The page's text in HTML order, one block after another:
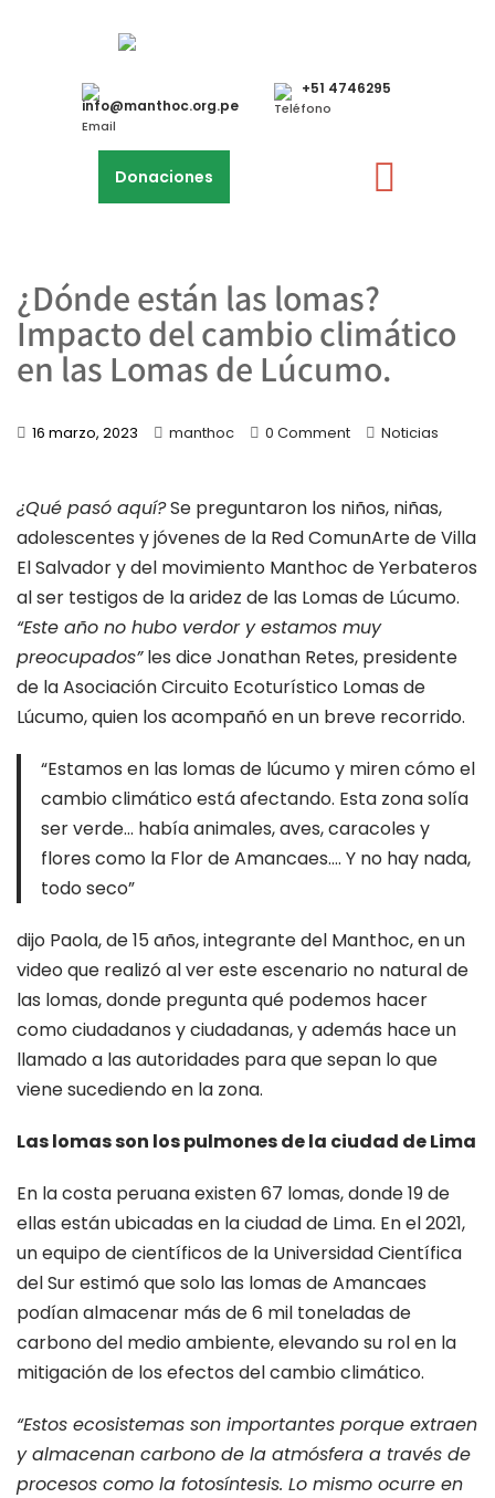
info@manthoc.org.pe
Email
+51 4746295
Teléfono
Donaciones
¿Dónde están las lomas?
Impacto del cambio climático
en las Lomas de Lúcumo.
16 marzo, 2023 manthoc 0 Comment Noticias
¿Qué pasó aquí?Se preguntaron los niños, niñas,
adolescentes y jóvenes de la Red ComunArte de Villa
El Salvador y del movimiento Manthoc de Yerbateros
al ser testigos de la aridez de las Lomas de Lúcumo.
“Este año no hubo verdor y estamos muy
preocupados”les dice Jonathan Retes, presidente
de la Asociación Circuito Ecoturístico Lomas de
Lúcumo, quien los acompañó en un breve recorrido.
“Estamos en las lomas de lúcumo y miren cómo el
cambio climático está afectando. Esta zona solía
ser verde… había animales, aves, caracoles y
flores como la Flor de Amancaes…. Y no hay nada,
todo seco”
dijo Paola, de 15 años, integrante del Manthoc, en un
video que realizó al ver este escenario no natural de
las lomas, donde pregunta qué podemos hacer
como ciudadanos y ciudadanas, y además hace un
llamado a las autoridades para que sepan lo que
viene sucediendo en la zona.
Las lomas son los pulmones de la ciudad de Lima
En la costa peruana existen 67 lomas, donde 19 de
ellas están ubicadas en la ciudad de Lima. En el 2021,
un equipo de científicos de la Universidad Científica
del Sur estimó que solo las lomas de Amancaes
podían almacenar más de 6 mil toneladas de
carbono del medio ambiente, elevando su rol en la
mitigación de los efectos del cambio climático.
“Estos ecosistemas son importantes porque extraen
y almacenan carbono de la atmósfera a través de
procesos como la fotosíntesis. Lo mismo ocurre en